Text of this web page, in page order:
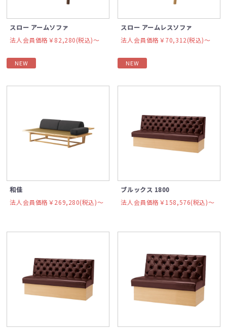
スロー アームソファ
法人会員価格￥82,280(税込)〜
NEW
スロー アームレスソファ
法人会員価格￥70,312(税込)〜
NEW
和佳
法人会員価格￥269,280(税込)〜
ブルックス 1800
法人会員価格￥158,576(税込)〜